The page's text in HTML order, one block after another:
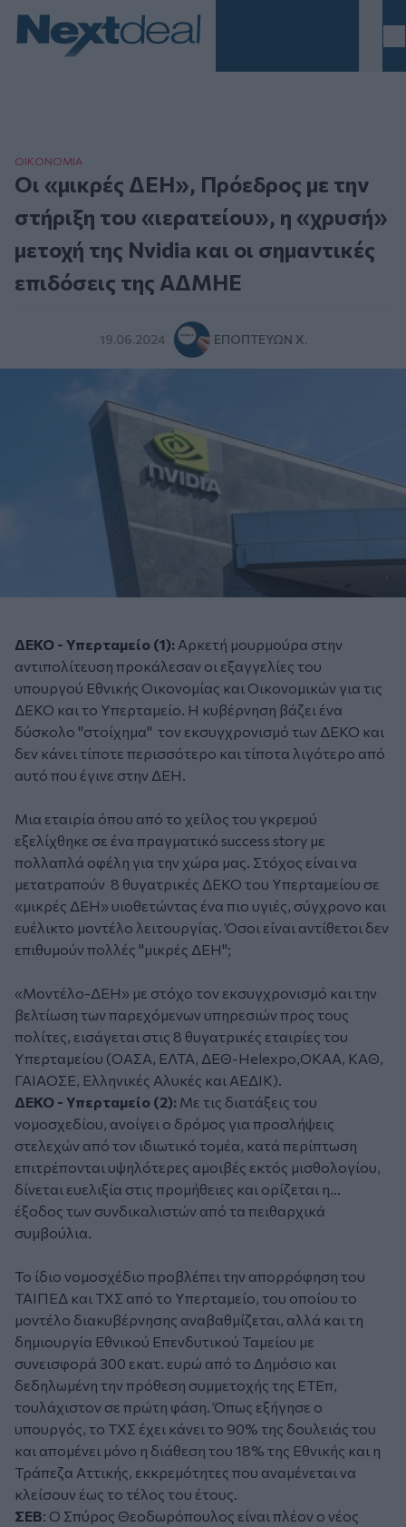
ΟΙΚΟΝΟΜΙΑ
Οι «μικρές ΔΕΗ», Πρόεδρος με την
στήριξη του «ιερατείου», η «χρυσή»
μετοχή της Nvidia και οι σημαντικές
επιδόσεις της ΑΔΜΗΕ
19.06.2024 ΕΠΟΠΤΕΎΩΝ Χ.
ΔΕΚΟ - Υπερταμείο (1): Αρκετή μουρμούρα στην
αντιπολίτευση προκάλεσαν οι εξαγγελίες του
υπουργού Εθνικής Οικονομίας και Οικονομικών για τις
ΔΕΚΟ και το Υπερταμείο. Η κυβέρνηση βάζει ένα
δύσκολο ''στοίχημα" τον εκσυγχρονισμό των ΔΕΚΟ και
δεν κάνει τίποτε περισσότερο και τίποτα λιγότερο από
αυτό που έγινε στην ΔΕΗ.
Μια εταιρία όπου από το χείλος του γκρεμού
εξελίχθηκε σε ένα πραγματικό success story με
πολλαπλά οφέλη για την χώρα μας. Στόχος είναι να
μετατραπούν 8 θυγατρικές ΔΕΚΟ του Υπερταμείου σε
«μικρές ΔΕΗ» υιοθετώντας ένα πιο υγιές, σύγχρονο και
ευέλικτο μοντέλο λειτουργίας. Όσοι είναι αντίθετοι δεν
επιθυμούν πολλές "μικρές ΔΕΗ";
«Μοντέλο-ΔΕΗ» με στόχο τον εκσυγχρονισμό και την
βελτίωση των παρεχόμενων υπηρεσιών προς τους
πολίτες, εισάγεται στις 8 θυγατρικές εταιρίες του
Υπερταμείου (ΟΑΣΑ, ΕΛΤΑ, ΔΕΘ-Helexpo,ΟΚΑΑ, ΚΑΘ,
ΓΑΙΑΟΣΕ, Ελληνικές Αλυκές και ΑΕΔΙΚ).
ΔΕΚΟ - Υπερταμείο (2): Με τις διατάξεις του
νομοσχεδίου, ανοίγει ο δρόμος για προσλήψεις
στελεχών από τον ιδιωτικό τομέα, κατά περίπτωση
επιτρέπονται υψηλότερες αμοιβές εκτός μισθολογίου,
δίνεται ευελιξία στις προμήθειες και ορίζεται η...
έξοδος των συνδικαλιστών από τα πειθαρχικά
συμβούλια.
Το ίδιο νομοσχέδιο προβλέπει την απορρόφηση του
ΤΑΙΠΕΔ και ΤΧΣ από το Υπερταμείο, του οποίου το
μοντέλο διακυβέρνησης αναβαθμίζεται, αλλά και τη
δημιουργία Εθνικού Επενδυτικού Ταμείου με
συνεισφορά 300 εκατ. ευρώ από το Δημόσιο και
δεδηλωμένη την πρόθεση συμμετοχής της ΕΤΕπ,
τουλάχιστον σε πρώτη φάση. Όπως εξήγησε ο
υπουργός, το ΤΧΣ έχει κάνει το 90% της δουλειάς του
και απομένει μόνο η διάθεση του 18% της Εθνικής και η
Τράπεζα Aττικής, εκκρεμότητες που αναμένεται να
κλείσουν έως το τέλος του έτους.
ΣΕΒ: Ο Σπύρος Θεοδωρόπουλος είναι πλέον ο νέος